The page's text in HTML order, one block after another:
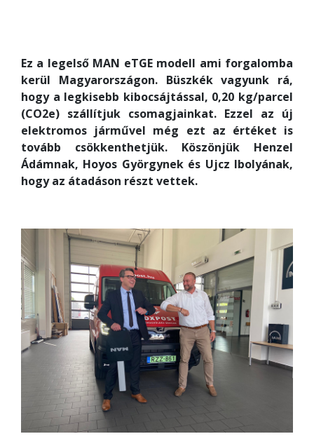
Ez a legelső MAN eTGE modell ami forgalomba
kerül Magyarországon. Büszkék vagyunk rá,
hogy a legkisebb kibocsájtással, 0,20 kg/parcel
(CO2e) szállítjuk csomagjainkat. Ezzel az új
elektromos járművel még ezt az értéket is
tovább csökkenthetjük. Köszönjük Henzel
Ádámnak, Hoyos Györgynek és Ujcz Ibolyának,
hogy az átadáson részt vettek.